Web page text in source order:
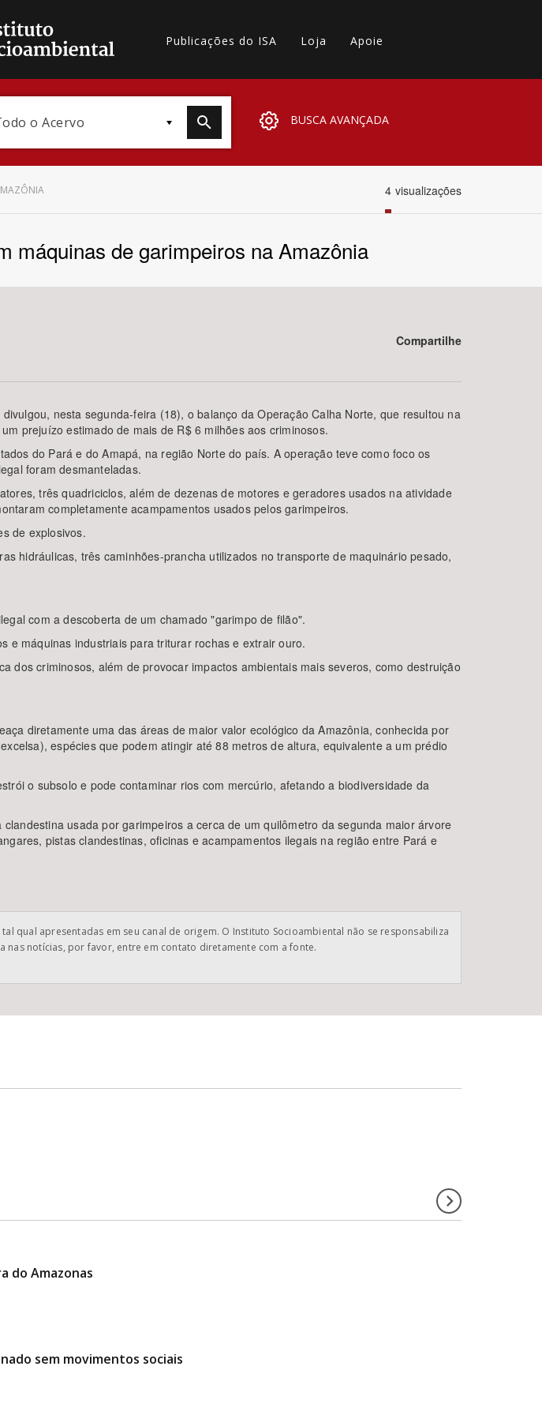
Publicações do ISA Loja Apoie
o Acervo BUSCA AVANÇADA
Bioma / Bacia
Área Protegida
4 visualizações
máquinas de garimpeiros na Amazônia
Compartilhe
nesta segunda-feira (18), o balanço da Operação Calha Norte, que resultou na
prejuízo estimado de mais de R$ 6 milhões aos criminosos.
do Pará e do Amapá, na região Norte do país. A operação teve como foco os
foram desmanteladas.
três quadriciclos, além de dezenas de motores e geradores usados na atividade
completamente acampamentos usados pelos garimpeiros.
de explosivos.
hidráulicas, três caminhões-prancha utilizados no transporte de maquinário pesado,
com a descoberta de um chamado "garimpo de filão".
e máquinas industriais para triturar rochas e extrair ouro.
dos criminosos, além de provocar impactos ambientais mais severos, como destruição
diretamente uma das áreas de maior valor ecológico da Amazônia, conhecida por
espécies que podem atingir até 88 metros de altura, equivalente a um prédio
o subsolo e pode contaminar rios com mercúrio, afetando a biodiversidade da
usada por garimpeiros a cerca de um quilômetro da segunda maior árvore
pistas clandestinas, oficinas e acampamentos ilegais na região entre Pará e
qual apresentadas em seu canal de origem. O Instituto Socioambiental não se responsabiliza
nas notícias, por favor, entre em contato diretamente com a fonte.
do Amazonas
sem movimentos sociais